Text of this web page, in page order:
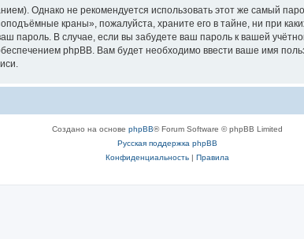
Однако не рекомендуется использовать этот же самый
краны», пожалуйста, храните его в тайне, ни при
пароль. В случае, если вы забудете ваш пароль к вашей
phpBB. Вам будет необходимо ввести ваше имя
Создано на основе phpBB® Forum Software © phpBB Limited
Русская поддержка phpBB
Конфиденциальность| Правила